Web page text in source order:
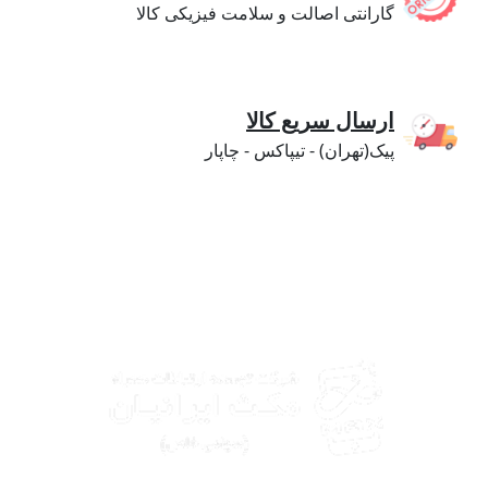
گارانتی اصالت و سلامت فیزیکی کالا
ارسال سریع کالا
پیک(تهران) - تیپاکس - چاپار